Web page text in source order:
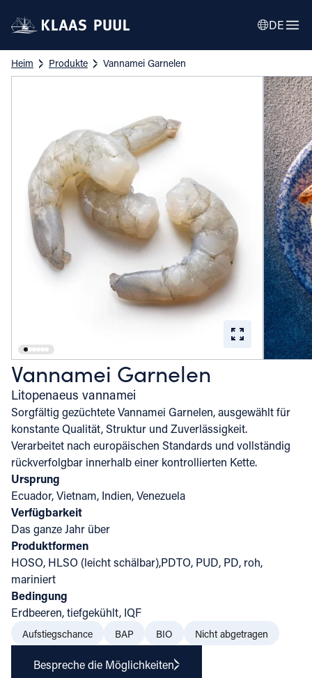
DE
Heim Produkte Vannamei Garnelen
Vannamei Garnelen
Litopenaeus vannamei
Sorgfältig gezüchtete Vannamei Garnelen, ausgewählt für
konstante Qualität, Struktur und Zuverlässigkeit.
Verarbeitet nach europäischen Standards und vollständig
rückverfolgbar innerhalb einer kontrollierten Kette.
Ursprung
Ecuador, Vietnam, Indien, Venezuela
Verfügbarkeit
Das ganze Jahr über
Produktformen
HOSO, HLSO (leicht schälbar),PDTO, PUD, PD, roh,
mariniert
Bedingung
Erdbeeren, tiefgekühlt, IQF
Aufstiegschance BAP BIO Nicht abgetragen
Bespreche die Möglichkeiten